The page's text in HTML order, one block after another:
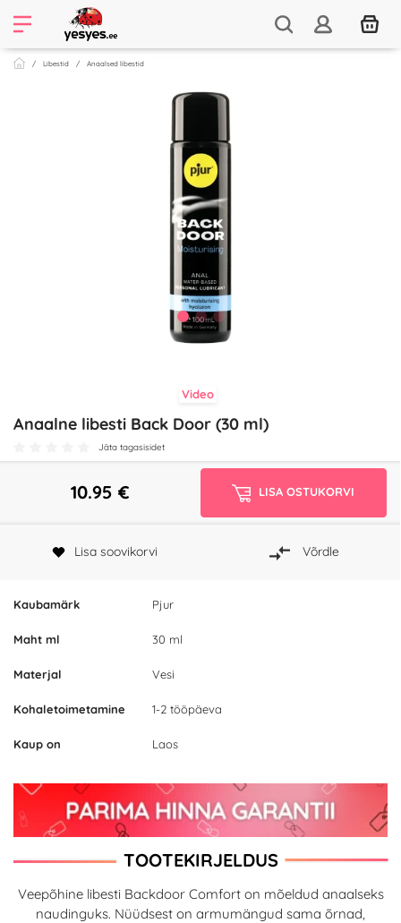
Libestid Anaalsed libestid
Video
Anaalne libesti Back Door (30 ml)
Jäta tagasisidet
Kaubamärk Pjur
Maht ml 30 ml
Materjal Vesi
Kohaletoimetamine 1-2 tööpäeva
Kaup on Laos
10.95 € LISA OSTUKORVI
Lisa soovikorvi Võrdle
TOOTEKIRJELDUS
Veepõhine libesti Backdoor Comfort on mõeldud anaalseks
naudinguks. Nüüdsest on armumängud sama õrnad,